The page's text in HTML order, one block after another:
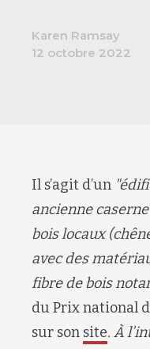
Karen Ramsay
12 octobre 2022
Il s’agit d’un
ancienne
bois locaux
avec des
fibre de bois
du Prix national
sur son site. À